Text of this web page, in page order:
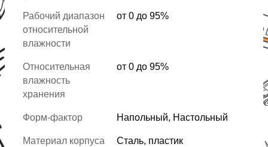
Рабочий диапазон
относительной
влажности
от 0 до 95%
Относительная
влажность
хранения
от 0 до 95%
Форм-фактор Напольный, Настольный
Материал корпуса Сталь, пластик